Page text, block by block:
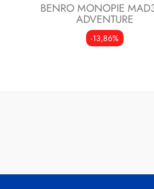
BENRO MONOPIE
ADVENTURE
-13,86%